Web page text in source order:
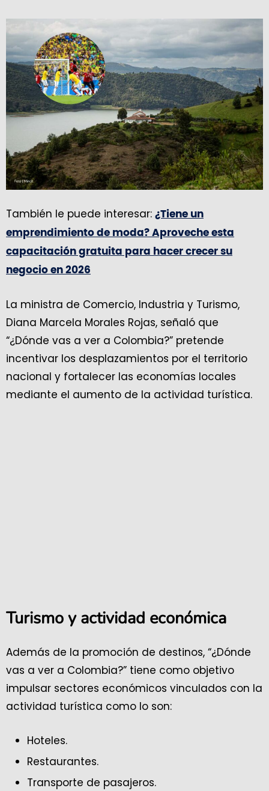
También le puede interesar: ¿Tiene un
emprendimiento de moda? Aproveche esta
capacitación gratuita para hacer crecer su
negocio en 2026
La ministra de Comercio, Industria y Turismo,
Diana Marcela Morales Rojas, señaló que
“¿Dónde vas a ver a Colombia?” pretende
incentivar los desplazamientos por el territorio
nacional y fortalecer las economías locales
mediante el aumento de la actividad turística.
Turismo y actividad económica
Además de la promoción de destinos, “¿Dónde
vas a ver a Colombia?” tiene como objetivo
impulsar sectores económicos vinculados con la
actividad turística como lo son:
Hoteles.
Restaurantes.
Transporte de pasajeros.